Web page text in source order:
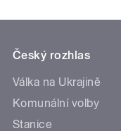
Český rozhlas
Válka na Ukrajině
Komunální volby
Stanice